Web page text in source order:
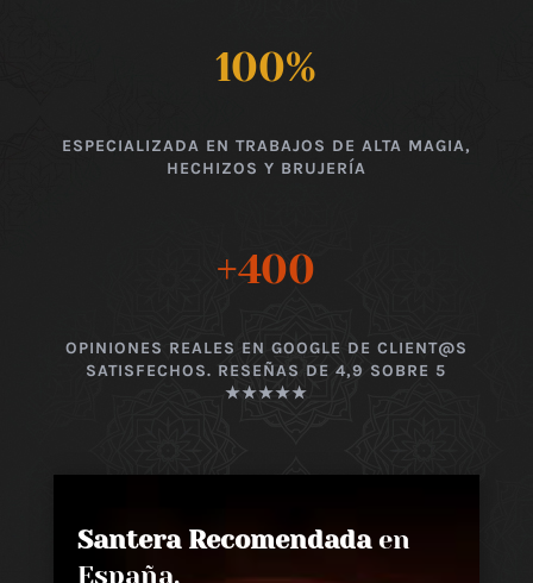
100%
ESPECIALIZADA EN TRABAJOS DE ALTA MAGIA,
HECHIZOS Y BRUJERÍA
+400
OPINIONES REALES EN GOOGLE DE CLIENT@S
SATISFECHOS. RESEÑAS DE 4,9 SOBRE 5
★★★★★
Santera Recomendadaen
España,